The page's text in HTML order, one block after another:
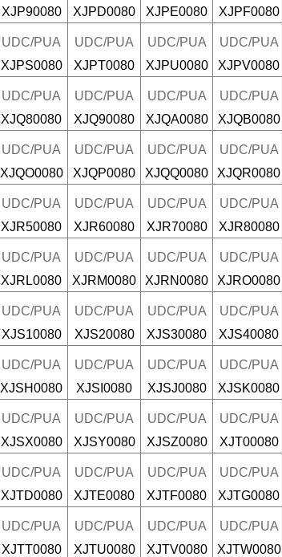
XJP90080
XJPD0080
XJPE0080
XJPF0080
UDC/PUA
XJPS0080
UDC/PUA
XJPT0080
UDC/PUA
XJPU0080
UDC/PUA
XJPV0080
UDC/PUA
XJQ80080
UDC/PUA
XJQ90080
UDC/PUA
XJQA0080
UDC/PUA
XJQB0080
UDC/PUA
XJQO0080
UDC/PUA
XJQP0080
UDC/PUA
XJQQ0080
UDC/PUA
XJQR0080
UDC/PUA
XJR50080
UDC/PUA
XJR60080
UDC/PUA
XJR70080
UDC/PUA
XJR80080
UDC/PUA
XJRL0080
UDC/PUA
XJRM0080
UDC/PUA
XJRN0080
UDC/PUA
XJRO0080
UDC/PUA
XJS10080
UDC/PUA
XJS20080
UDC/PUA
XJS30080
UDC/PUA
XJS40080
UDC/PUA
XJSH0080
UDC/PUA
XJSI0080
UDC/PUA
XJSJ0080
UDC/PUA
XJSK0080
UDC/PUA
XJSX0080
UDC/PUA
XJSY0080
UDC/PUA
XJSZ0080
UDC/PUA
XJT00080
UDC/PUA
XJTD0080
UDC/PUA
XJTE0080
UDC/PUA
XJTF0080
UDC/PUA
XJTG0080
UDC/PUA
XJTT0080
UDC/PUA
XJTU0080
UDC/PUA
XJTV0080
UDC/PUA
XJTW0080